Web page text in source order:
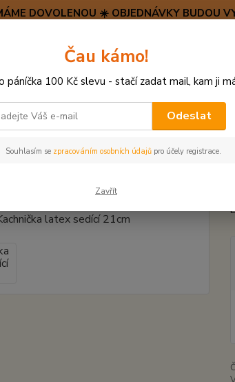
DOVOLENOU ☀️ OBJEDNÁVKY BUDOU
Hledat
Čau kámo!
páníčka 100 Kč slevu - stačí zadat mail, kam ji
Odeslat
Souhlasím se zpracováním osobních údajů pro účely registrace.
Zavřít